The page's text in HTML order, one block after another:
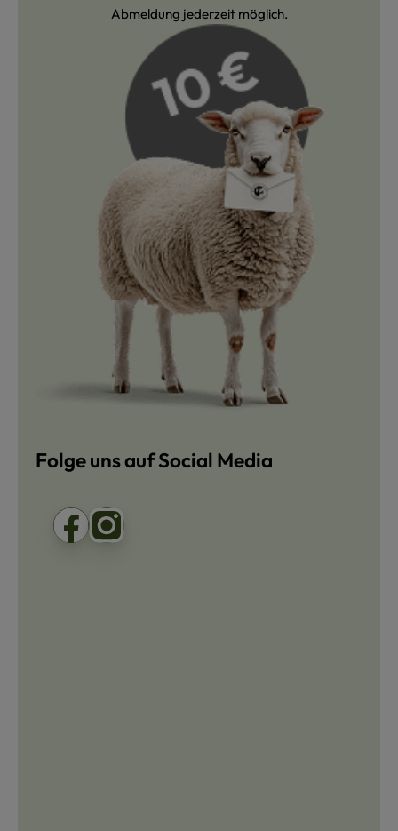
Abmeldung jederzeit möglich.
Folge uns auf Social Media